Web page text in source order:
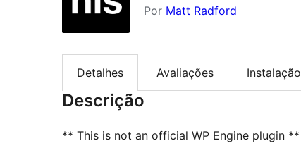
Por Matt Radford
Detalhes Avaliações Instalação
Descrição
** This is not an official WP Engine plugin **